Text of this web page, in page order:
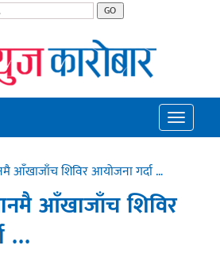
GO
Toggle
आँखाजाँच शिविर आयोजना गर्दा …
आँखाजाँच शिविर
…